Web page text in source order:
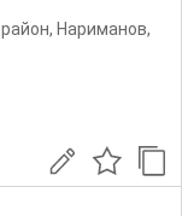
, Нариманов,